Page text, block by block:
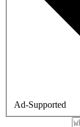
Ad-Supported